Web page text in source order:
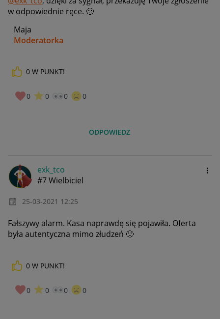
w odpowiednie ręce. 🙂
Maja
Moderatorka
_____________
0 W PUNKT!
0 0 0 0
ODPOWIEDZ
exk_tco
#7 Wielbiciel
‎25-03-2021 12:25
Fałszywy alarm. Kasa naprawdę się pojawiła. Oferta
była autentyczna mimo złudzeń 🙂
0 W PUNKT!
0 0 0 0